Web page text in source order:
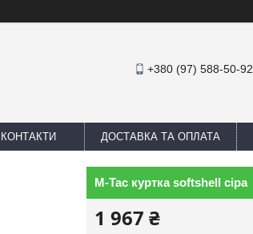
+380 (97) 588-50-92
КОНТАКТИ ДОСТАВКА ТА ОПЛАТА
M-Tac куртка softshell сіра
1 967 ₴